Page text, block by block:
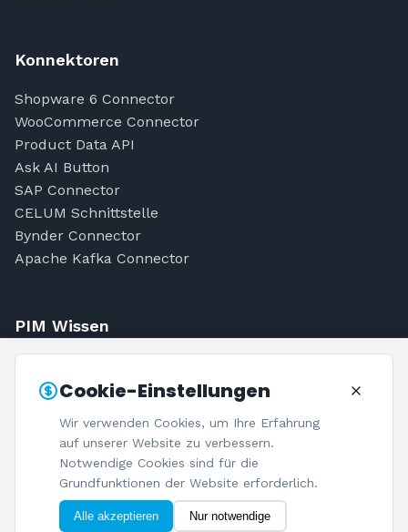
Konnektoren
Shopware 6 Connector
WooCommerce Connector
Product Data API
Ask AI Button
SAP Connector
CELUM Schnittstelle
Bynder Connector
Apache Kafka Connector
PIM Wissen
PIM Kosten
PIM-Quiz
Cookie-Einstellungen
Wir verwenden Cookies, um Ihre Erfahrung
auf unserer Website zu verbessern.
Notwendige Cookies sind für die
Grundfunktionen der Website erforderlich.
Alle akzeptieren Nur notwendige